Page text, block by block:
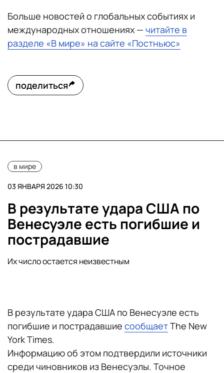
Больше новостей о глобальных событиях и
международных отношениях — читайте в
разделе «В мире» на сайте «Постньюс»
поделиться
в мире
03 ЯНВАРЯ 2026 10:30
В результате удара США по
Венесуэле есть погибшие и
пострадавшие
Их число остается неизвестным
В результате удара США по Венесуэле есть
погибшие и пострадавшие сообщаетThe New
York Times.
Информацию об этом подтвердили источники
среди чиновников из Венесуэлы. Точное